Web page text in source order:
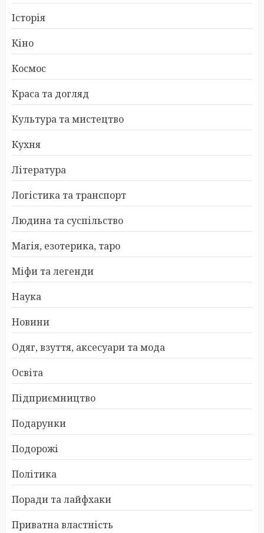
Історія
Кіно
Космос
Краса та догляд
Культура та мистецтво
Кухня
Література
Логістика та транспорт
Людина та суспільство
Магія, езотерика, таро
Міфи та легенди
Наука
Новини
Одяг, взуття, аксесуари та мода
Освіта
Підприємництво
Подарунки
Подорожі
Політика
Поради та лайфхаки
Приватна властність